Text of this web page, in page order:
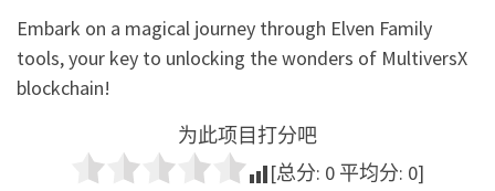
Embark on a magical journey through Elven Family
tools, your key to unlocking the wonders of MultiversX
blockchain!
为此项目打分吧
[总分: 0 平均分: 0]